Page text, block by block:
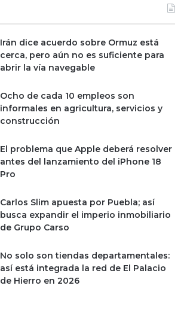
Irán dice acuerdo sobre Ormuz está
cerca, pero aún no es suficiente para
abrir la vía navegable
Ocho de cada 10 empleos son
informales en agricultura, servicios y
construcción
El problema que Apple deberá resolver
antes del lanzamiento del iPhone 18
Pro
Carlos Slim apuesta por Puebla; así
busca expandir el imperio inmobiliario
de Grupo Carso
No solo son tiendas departamentales:
así está integrada la red de El Palacio
de Hierro en 2026